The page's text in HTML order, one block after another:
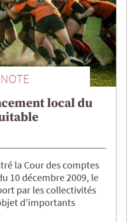
NOTE
local du
la Cour des comptes
10 décembre 2009, le
par les collectivités
d’importants